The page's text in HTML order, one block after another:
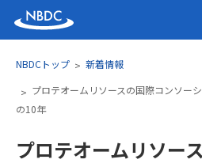
NBDCトップ
新着情報
プロテオームリソースの国際コンソー
の10年
プロテオームリソー